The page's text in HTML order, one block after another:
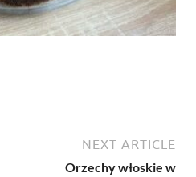
NEXT ARTICLE
Orzechy włoskie w